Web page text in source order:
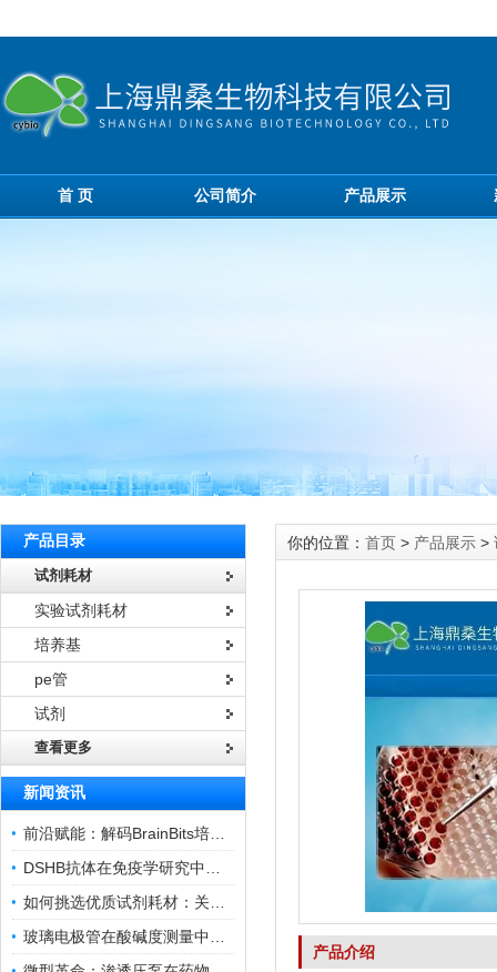
首 页 公司简介 产品展示
产品目录
试剂耗材
实验试剂耗材
培养基
pe管
试剂
查看更多
新闻资讯
你的位置： 首页 > 产品展示 >
产品介绍